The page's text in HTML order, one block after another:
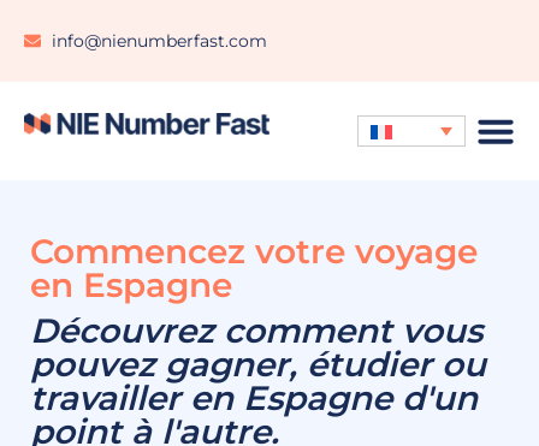
info@nienumberfast.com
Commencez votre voyage
en Espagne
Découvrez comment vous
pouvez gagner, étudier ou
travailler en Espagne d'un
point à l'autre.